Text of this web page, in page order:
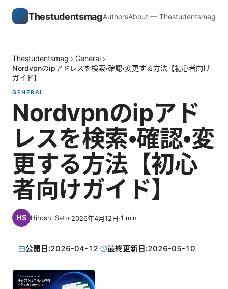
ThestudentsmagAuthorsAbout — Thestudentsmag
Thestudentsmag › General ›
Nordvpnのipアドレスを検索・確認・変更する方法【初心者向け
ガイド】
GENERAL
Nordvpnのipアド
レスを検索・確認・変
更する方法【初心
者向けガイド】
Hiroshi Sato·2026年4月12日·1 min
公開日:2026-04-12· 最終更新日:2026-05-10